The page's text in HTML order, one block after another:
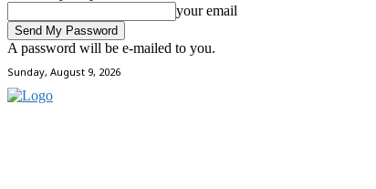
your email
A password will be e-mailed to you.
Sunday, August 9, 2026